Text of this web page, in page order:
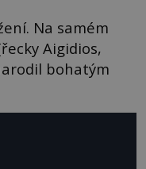
Na samém
Aigidios,
bohatým